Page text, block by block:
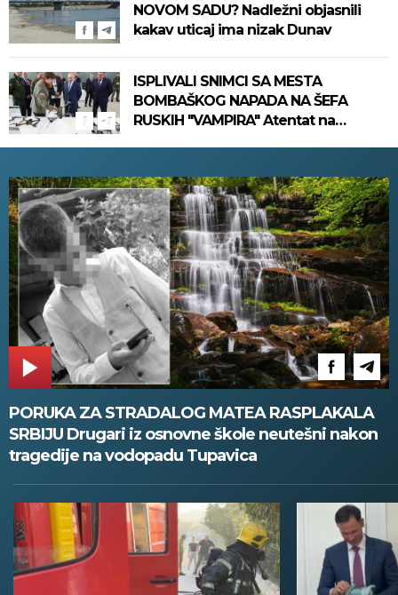
NOVOM SADU? Nadležni objasnili
kakav uticaj ima nizak Dunav
ISPLIVALI SNIMCI SA MESTA
BOMBAŠKOG NAPADA NA ŠEFA
RUSKIH "VAMPIRA" Atentat na
PORUKA ZA STRADALOG MATEA RASPLAKALA
SRBIJU Drugari iz osnovne škole neutešni nakon
tragedije na vodopadu Tupavica